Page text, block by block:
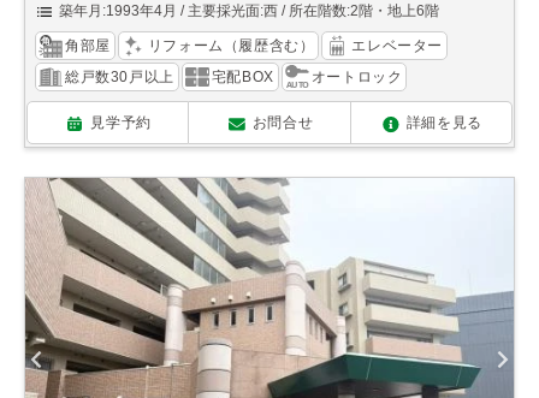
築年月:1993年4月
主要採光面:西 所在階数:2階・地上6階
角部屋 リフォーム（履歴含む）
エレベーター
総戸数30戸以上
宅配BOX オートロック
見学予約 お問合せ 詳細を見る